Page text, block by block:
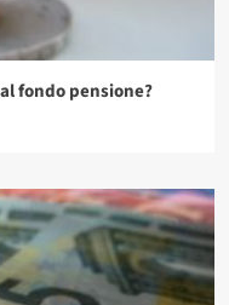
fondo pensione?